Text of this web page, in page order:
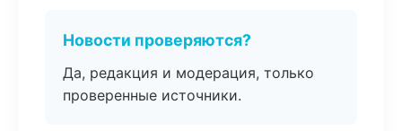
Новости проверяются?
Да, редакция и модерация, только
проверенные источники.